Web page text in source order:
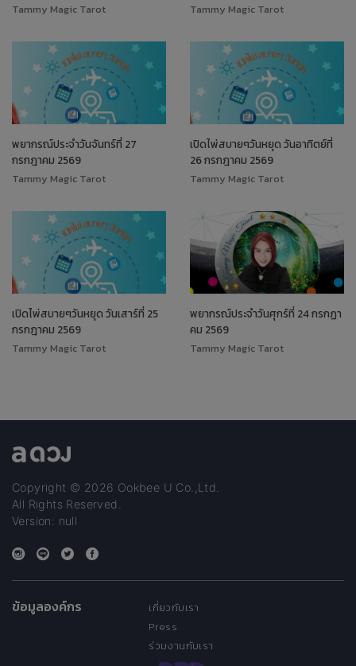
Tammy Magic Tarot Tammy Magic Tarot
พยากรณ์ประจำวันจันทร์ที่ 27
กรกฎาคม 2569
Tammy Magic Tarot
เปิดไพ่สบายๆวันหยุด วันอาทิตย์ที่
26 กรกฎาคม 2569
Tammy Magic Tarot
เปิดไพ่สบายๆวันหยุด วันเสาร์ที่ 25
กรกฎาคม 2569
Tammy Magic Tarot
พยากรณ์ประจำวันศุกร์ที่ 24 กรกฏา
คม 2569
Tammy Magic Tarot
Copyright © 2026 Ookbee U Co.,Ltd.
All Rights Reserved.
Version: null
ข้อมูลองค์กร
เกี่ยวกับเรา
Press
ร่วมงานกับเรา